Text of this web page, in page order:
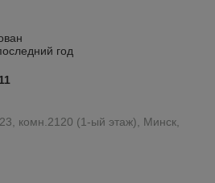
год
комн.2120 (1-ый этаж), Минск,